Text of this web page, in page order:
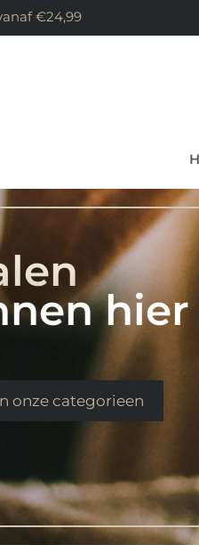
€24,99
hier
onze categorieen